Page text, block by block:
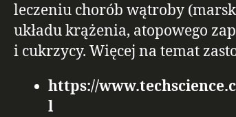
leczeniu chorób wątroby
układu krążenia, atopowego
i cukrzycy. Więcej na temat
https://
l